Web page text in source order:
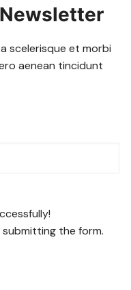
scelerisque et morbi
aenean tincidunt
submitting the form.